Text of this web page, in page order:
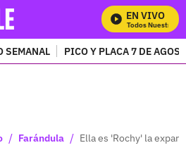
EN VIVO
Mira Todos Nuestros
SEMANAL PICO Y PLACA 7 DE
/ Farándula / Ella es 'Rochy' la